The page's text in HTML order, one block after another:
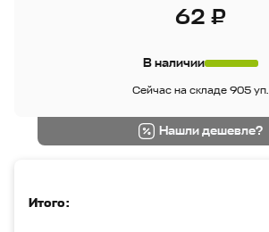
62 ₽
В наличии
Сейчас на складе 905 уп.
Нашли дешевле?
Итого: